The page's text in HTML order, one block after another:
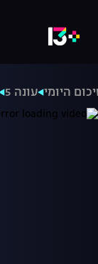
היומי עונה 5